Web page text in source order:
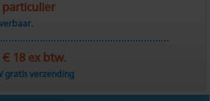
18 ex btw.
gratis verzending